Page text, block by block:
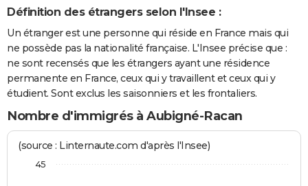
Définition des étrangers selon l'Insee :
Un étranger est une personne qui réside en France mais qui
ne possède pas la nationalité française. L'Insee précise que :
ne sont recensés que les étrangers ayant une résidence
permanente en France, ceux qui y travaillent et ceux qui y
étudient. Sont exclus les saisonniers et les frontaliers.
Nombre d'immigrés à Aubigné-Racan
(source : Linternaute.com d'après l'Insee)
45